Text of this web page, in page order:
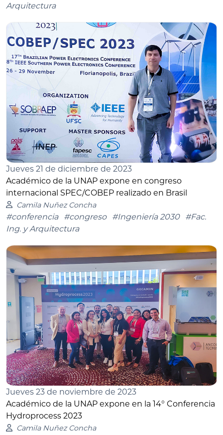
Arquitectura
Jueves 21 de diciembre de 2023
Académico de la UNAP expone en congreso
internacional SPEC/COBEP realizado en Brasil
Camila Nuñez Concha
#conferencia #congreso #Ingeniería 2030
#Fac.
Ing. y Arquitectura
Jueves 23 de noviembre de 2023
Académico de la UNAP expone en la 14° Conferencia
Hydroprocess 2023
Camila Nuñez Concha